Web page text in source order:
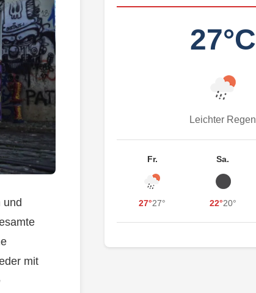
und
mit
27°C
Leichter Regen
Fr.
27°27°
Sa.
22°20°